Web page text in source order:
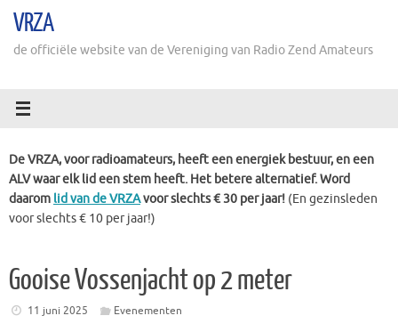
naarVRZA
de officiële website van de Vereniging van Radio Zend Amateurs
De VRZA, voor radioamateurs, heeft een energiek bestuur, en een
ALV waar elk lid een stem heeft. Het betere alternatief. Word
daarom lid van de VRZAvoor slechts € 30 per jaar! (En gezinsleden
voor slechts € 10 per jaar!)
Gooise Vossenjacht op 2 meter
11 juni 2025 Evenementen